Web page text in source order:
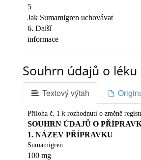
5
Jak Sumamigren uchovávat
6. Další
informace
Tento léčivý přípravek se prodává
sumatriptanu patří do skupiny
5HT). Sumamigren je léčivý
Migréna vyvolává záchvaty bolestí
příznaky (někteří jedinci se při ní
Sumamigren se smí užívat jedině v
lékař.Sumamigren se nesmí
ČEMU MUSÍTE VĚNOVAT
Nepoužívejte Sumamigren a
 jestliže jste
Souhrn údajů o léku
Textový výtah
Příloha č. 1 k rozhodnutí o změně
SOUHRN ÚDAJŮ O
1. NÁZEV PŘÍPRAVKU
Sumamigren
100 mg